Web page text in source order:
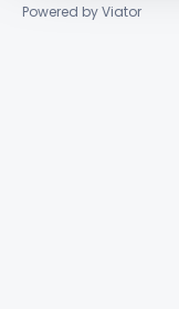
Powered by Viator